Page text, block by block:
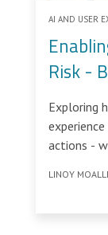
AI AND USER
Risk -
Control
Exploring
actions -
LINOY